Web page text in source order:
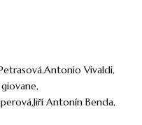
Antonio Vivaldi
Jiří Antonín Benda